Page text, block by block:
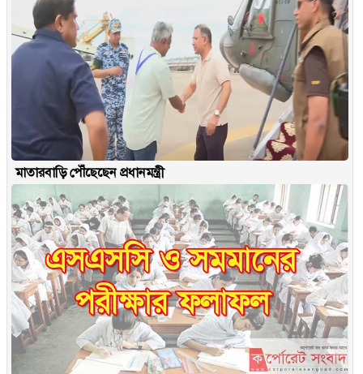
মাতারবাড়ি পৌঁছেছেন প্রধানমন্ত্রী